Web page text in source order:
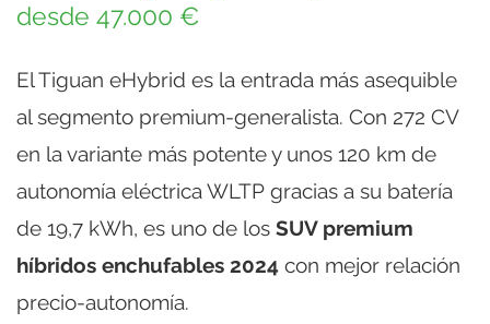
desde 47.000 €
El Tiguan eHybrid es la entrada más asequible
al segmento premium-generalista. Con 272 CV
en la variante más potente y unos 120 km de
autonomía eléctrica WLTP gracias a su batería
de 19,7 kWh, es uno de los SUV premium
híbridos enchufables 2024 con mejor relación
precio-autonomía.